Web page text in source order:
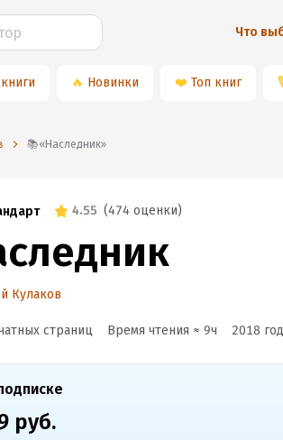
Что
🔥 Новинки ❤️ Топ книг
📚«Наследник»
4.55 (474 оценки)
Кулаков
страниц Время чтения ≈ 9ч 2018 год
руб.